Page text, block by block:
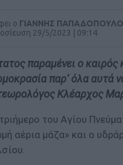
ο ΓΙΑΝΝΗΣ
29/5/2023 | 09:14
παραμένει ο
παρ’ όλα αυτά
Κλέαρχος
του Αγίου
αέρια μάζα» και ο